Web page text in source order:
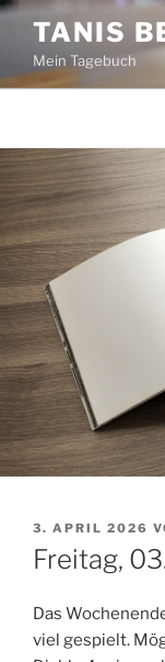
Zum
Inhalt
springen
TANIS
Mein Tagebuch
AM
3. APRIL 2026
Freitag,
Das
viel gespielt.